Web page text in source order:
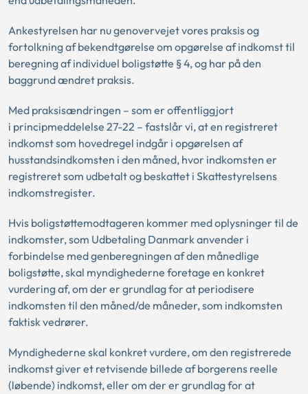
Ankestyrelsen har nu genovervejet vores praksis og
fortolkning af bekendtgørelse om opgørelse af indkomst til
beregning af individuel boligstøtte § 4, og har på den
baggrund ændret praksis.
Med praksisændringen – som er offentliggjort
i principmeddelelse 27-22 – fastslår vi, at en registreret
indkomst som hovedregel indgår i opgørelsen af
husstandsindkomsten i den måned, hvor indkomsten er
registreret som udbetalt og beskattet i Skattestyrelsens
indkomstregister.
Hvis boligstøttemodtageren kommer med oplysninger til de
indkomster, som Udbetaling Danmark anvender i
forbindelse med genberegningen af den månedlige
boligstøtte, skal myndighederne foretage en konkret
vurdering af, om der er grundlag for at periodisere
indkomsten til den måned/de måneder, som indkomsten
faktisk vedrører.
Myndighederne skal konkret vurdere, om den registrerede
indkomst giver et retvisende billede af borgerens reelle
(løbende) indkomst, eller om der er grundlag for at